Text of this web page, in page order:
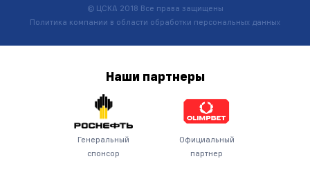
© ЦСКА 2018 Все права защищены
Политика компании в области обработки персональных данных
Наши партнеры
Генеральный
спонсор
Официальный
партнер